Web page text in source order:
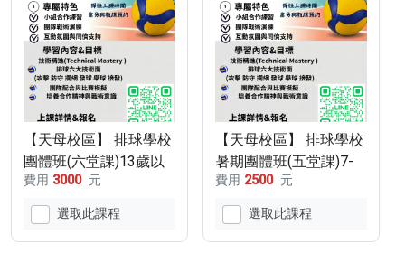
【天母校區】 排球學校
團體班(六堂課)13歲以
上
費用 3000 元
選取此課程
【天母校區】 排球學校
暑期團體班(五堂課)7-
12歲
費用 2500 元
選取此課程